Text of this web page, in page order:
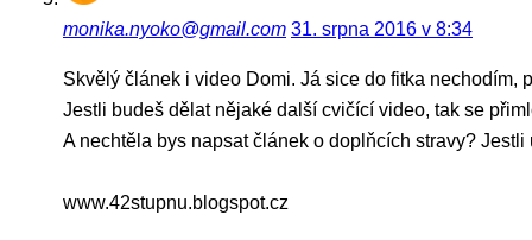
monika.nyoko@gmail.com 31. srpna 2016 v 8:34
Skvělý článek i video Domi. Já sice do fitka
Jestli budeš dělat nějaké další cvičící video, tak se
A nechtěla bys napsat článek o doplňcích stravy?
www.42stupnu.blogspot.cz